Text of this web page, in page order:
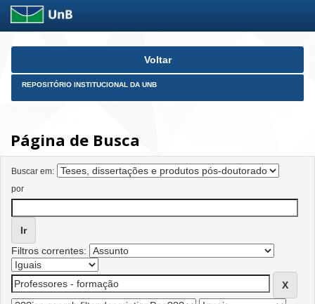
Skip
Voltar
REPOSITÓRIO INSTITUCIONAL DA UNB
Página de Busca
Buscar em:
por
Filtros correntes: